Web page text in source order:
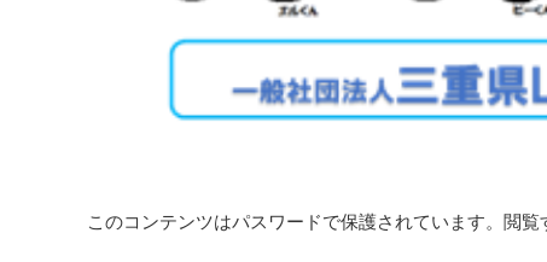
このコンテンツはパスワードで保護されています。閲